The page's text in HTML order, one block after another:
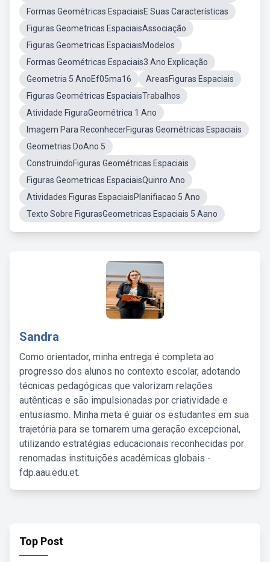
Formas Geométricas EspaciaisE Suas Características
Figuras Geometricas EspaciaisAssociação
Figuras Geometricas EspaciaisModelos
Formas Geométricas Espaciais3 Ano Explicação
Geometria 5 AnoEf05ma16
AreasFiguras Espaciais
Figuras Geométricas EspaciaisTrabalhos
Atividade FiguraGeométrica 1 Ano
Imagem Para ReconhecerFiguras Geométricas Espaciais
Geometrias DoAno 5
ConstruindoFiguras Geométricas Espaciais
Figuras Geometricas EspaciaisQuinro Ano
Atividades Figuras EspaciaisPlanifiacao 5 Ano
Texto Sobre FigurasGeometricas Espaciais 5 Aano
Sandra
Como orientador, minha entrega é completa ao
progresso dos alunos no contexto escolar, adotando
técnicas pedagógicas que valorizam relações
autênticas e são impulsionadas por criatividade e
entusiasmo. Minha meta é guiar os estudantes em sua
trajetória para se tornarem uma geração excepcional,
utilizando estratégias educacionais reconhecidas por
renomadas instituições acadêmicas globais -
fdp.aau.edu.et.
Top Post